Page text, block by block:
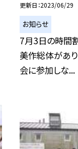
更新日 2023/06/29
お知らせ
7月3日の時間
美作総体があり
会に参加しな...